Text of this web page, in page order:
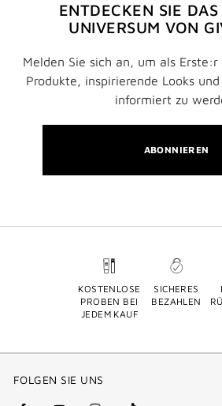
ENTDECKEN SIE
UNIVERSUM VON
Melden Sie sich an, um als
Produkte, inspirierende Looks
informiert zu
ABONNIEREN
KOSTENLOSE
PROBEN BEI
JEDEM KAUF
SICHERES
BEZAHLEN
FOLGEN SIE UNS